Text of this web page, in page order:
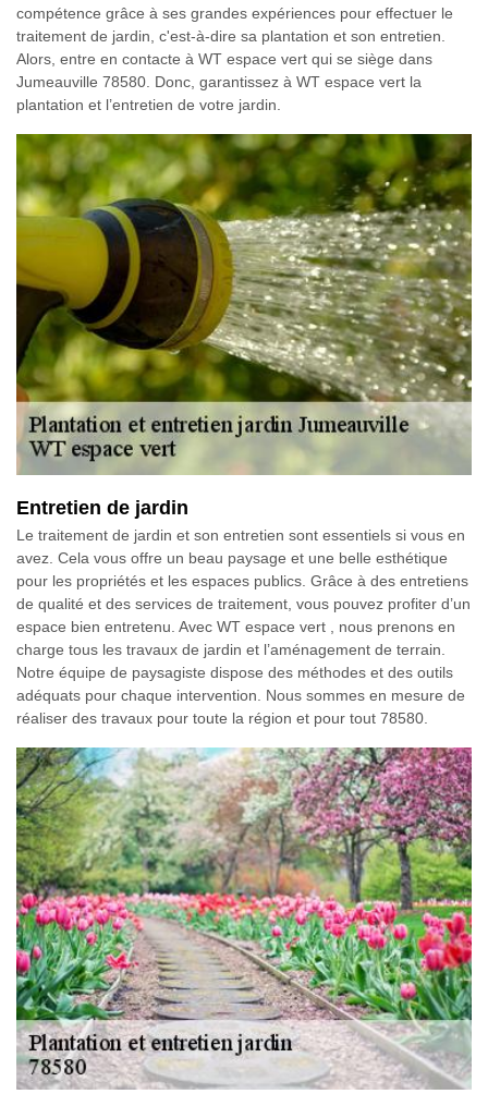
compétence grâce à ses grandes expériences pour effectuer le
traitement de jardin, c'est-à-dire sa plantation et son entretien.
Alors, entre en contacte à WT espace vert qui se siège dans
Jumeauville 78580. Donc, garantissez à WT espace vert la
plantation et l’entretien de votre jardin.
Entretien de jardin
Le traitement de jardin et son entretien sont essentiels si vous en
avez. Cela vous offre un beau paysage et une belle esthétique
pour les propriétés et les espaces publics. Grâce à des entretiens
de qualité et des services de traitement, vous pouvez profiter d’un
espace bien entretenu. Avec WT espace vert , nous prenons en
charge tous les travaux de jardin et l’aménagement de terrain.
Notre équipe de paysagiste dispose des méthodes et des outils
adéquats pour chaque intervention. Nous sommes en mesure de
réaliser des travaux pour toute la région et pour tout 78580.